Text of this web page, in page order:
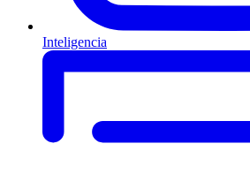
Inteligencia